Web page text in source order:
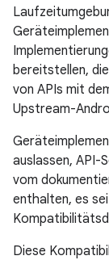
bereitstellen,
von APIs mit
Upstream-
auslassen, API-
vom
enthalten, es
Diese